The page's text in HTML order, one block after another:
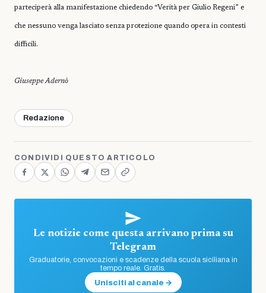
parteciperà alla manifestazione chiedendo “Verità per Giulio Regeni” e
che nessuno venga lasciato senza protezione quando opera in contesti
difficili.
Giuseppe Adernò
Redazione
CONDIVIDI QUESTO ARTICOLO
Le notizie come questa arrivano prima su
Telegram
Graduatorie, convocazioni e scadenze della scuola siciliana in
tempo reale. Gratis.
Unisciti al canale →